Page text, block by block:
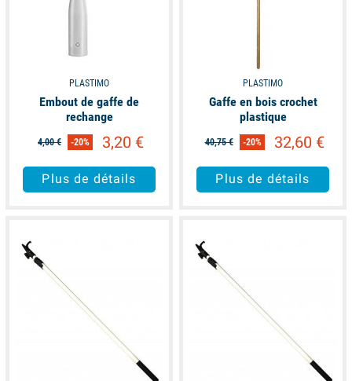
PLASTIMO
Embout de gaffe de
rechange
4,00 € -20% 3,20 €
Plus de détails
PLASTIMO
Gaffe en bois crochet
plastique
40,75 € -20% 32,60 €
Plus de détails